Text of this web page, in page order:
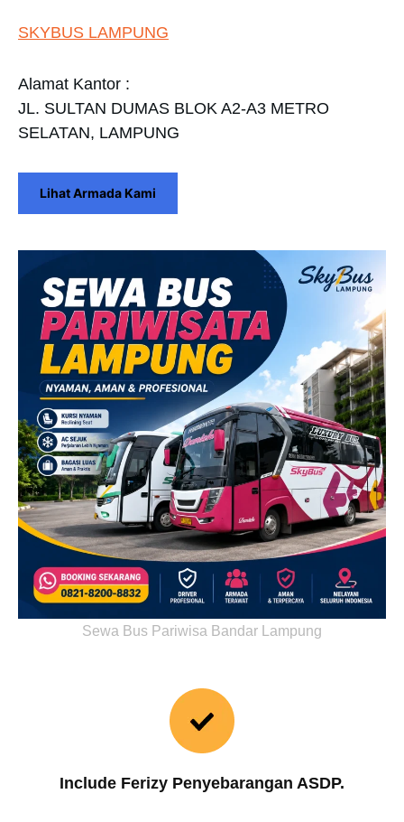
SKYBUS LAMPUNG
Alamat Kantor :
JL. SULTAN DUMAS BLOK A2-A3 METRO
SELATAN, LAMPUNG
Lihat Armada Kami
Sewa Bus Pariwisa Bandar Lampung
Include Ferizy Penyebarangan ASDP.